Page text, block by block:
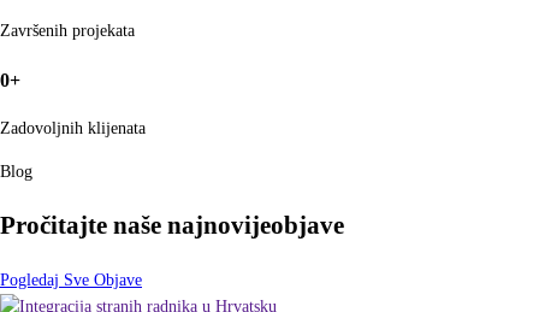
Završenih projekata
0+
Zadovoljnih klijenata
Blog
Pročitajte naše najnovijeobjave
Pogledaj Sve Objave